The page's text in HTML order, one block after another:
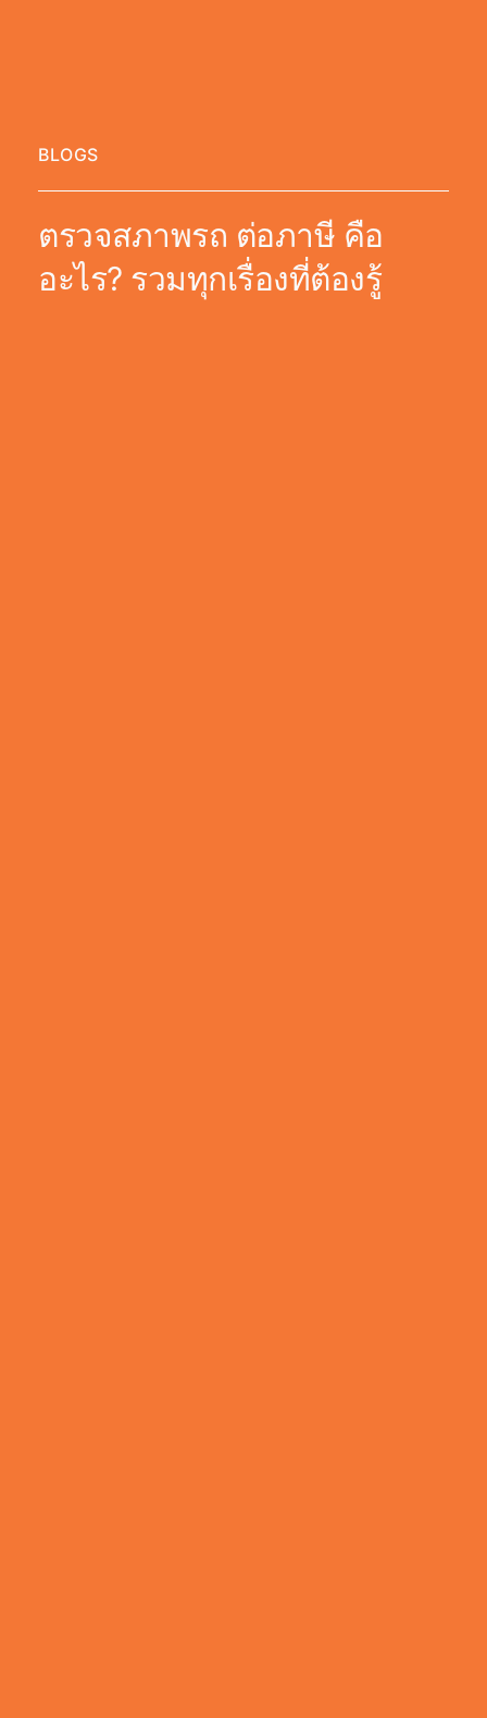
BLOGS
ตรวจสภาพรถ ต่อภาษี คือ
อะไร? รวมทุกเรื่องที่ต้องรู้